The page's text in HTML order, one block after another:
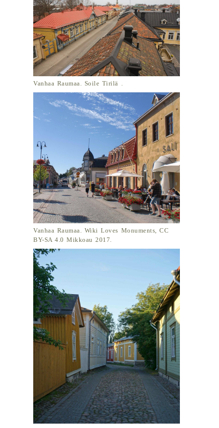
Vanhaa Raumaa. Soile Tirilä .
Vanhaa Raumaa. Wiki Loves Monuments, CC
BY-SA 4.0 Mikkoau 2017.